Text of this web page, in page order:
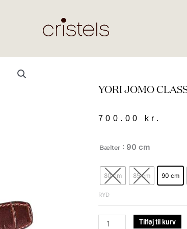
YORI JOMO
700.00 kr.
Bælter : 90 cm
80 cm 85 cm 90 cm
RYD
CLASSIC
BELT
2
CM.
croco
Tilføj til kurv